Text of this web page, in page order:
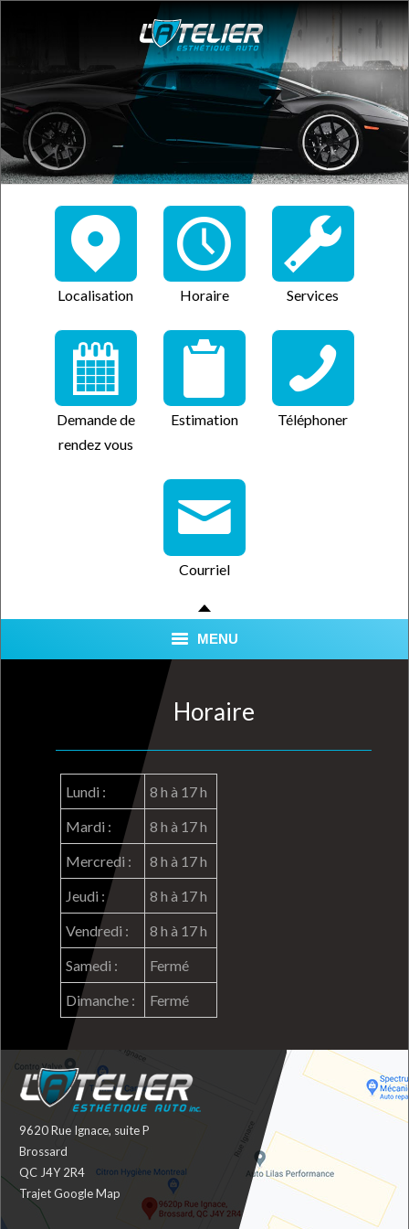
Localisation Horaire Services
Demande de
rendez vous
Estimation Téléphoner
Courriel
MENU
QUALITÉ CERTIFIÉE
NOUS TROUVER
FORFAITS
EMPLOIS
Horaire
Lundi :
8 h à 17 h
Mardi :
8 h à 17 h
Mercredi :
8 h à 17 h
Jeudi :
8 h à 17 h
Vendredi :
8 h à 17 h
Samedi :
Fermé
Dimanche :
Fermé
9620 Rue Ignace, suite P
Brossard
QC J4Y 2R4
Trajet Google Map